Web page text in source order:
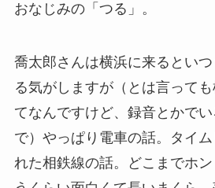
おなじみの「つる」。
喬太郎さんは横浜に来るとい
る気がしますが（とは言って
てなんですけど、録音とかで
で）やっぱり電車の話。タイ
れた相鉄線の話。どこまでホ